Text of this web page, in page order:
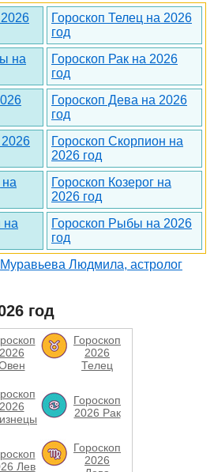
Гороскоп Телец на 2026
год
на
Гороскоп Рак на 2026
год
Гороскоп Дева на 2026
год
Гороскоп Скорпион на
2026 год
на
Гороскоп Козерог на
2026 год
на
Гороскоп Рыбы на 2026
год
Муравьева Людмила, астролог
год
2026
Гороскоп
2026
Телец
2026
Гороскоп
2026 Рак
Лев
Гороскоп
2026